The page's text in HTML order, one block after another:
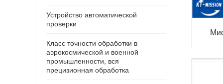
Устройство автоматической
проверки
Класс точности обработки в
аэрокосмической и военной
промышленности, вся
прецизионная обработка